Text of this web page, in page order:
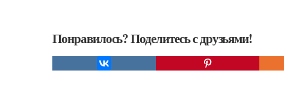
Понравилось? Поделитесь с друзьями!